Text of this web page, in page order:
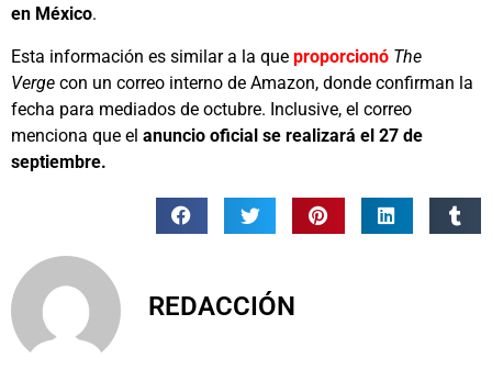
en México.
Esta información es similar a la que proporcionó The
Verge con un correo interno de Amazon, donde confirman la
fecha para mediados de octubre. Inclusive, el correo
menciona que el anuncio oficial se realizará el 27 de
septiembre.
REDACCIÓN